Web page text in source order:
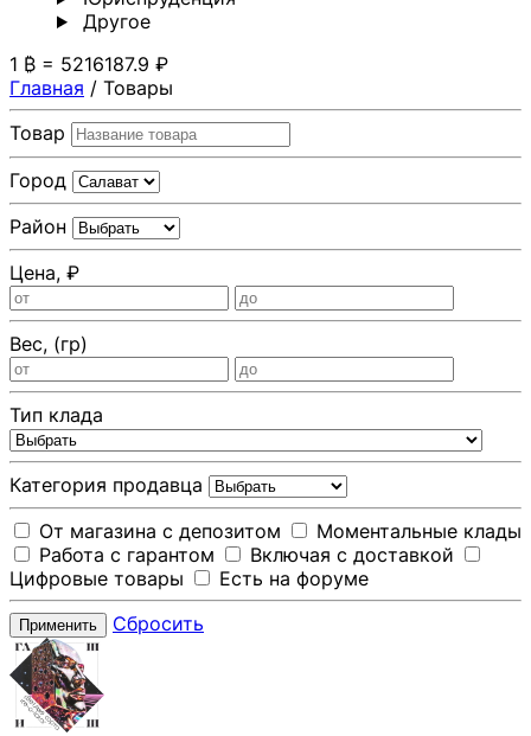
Другoе
1 ₿ = 5216187.9 ₽
Главная / Товары
Товар
Город
Район
Цена, ₽
Вес, (гр)
Тип клада
Категория продавца
От магазина с депозитом
Моментальные клады
Работа с гарантом
Включая с доставкой
Цифровые товары
Есть на форуме
Применить Сбросить